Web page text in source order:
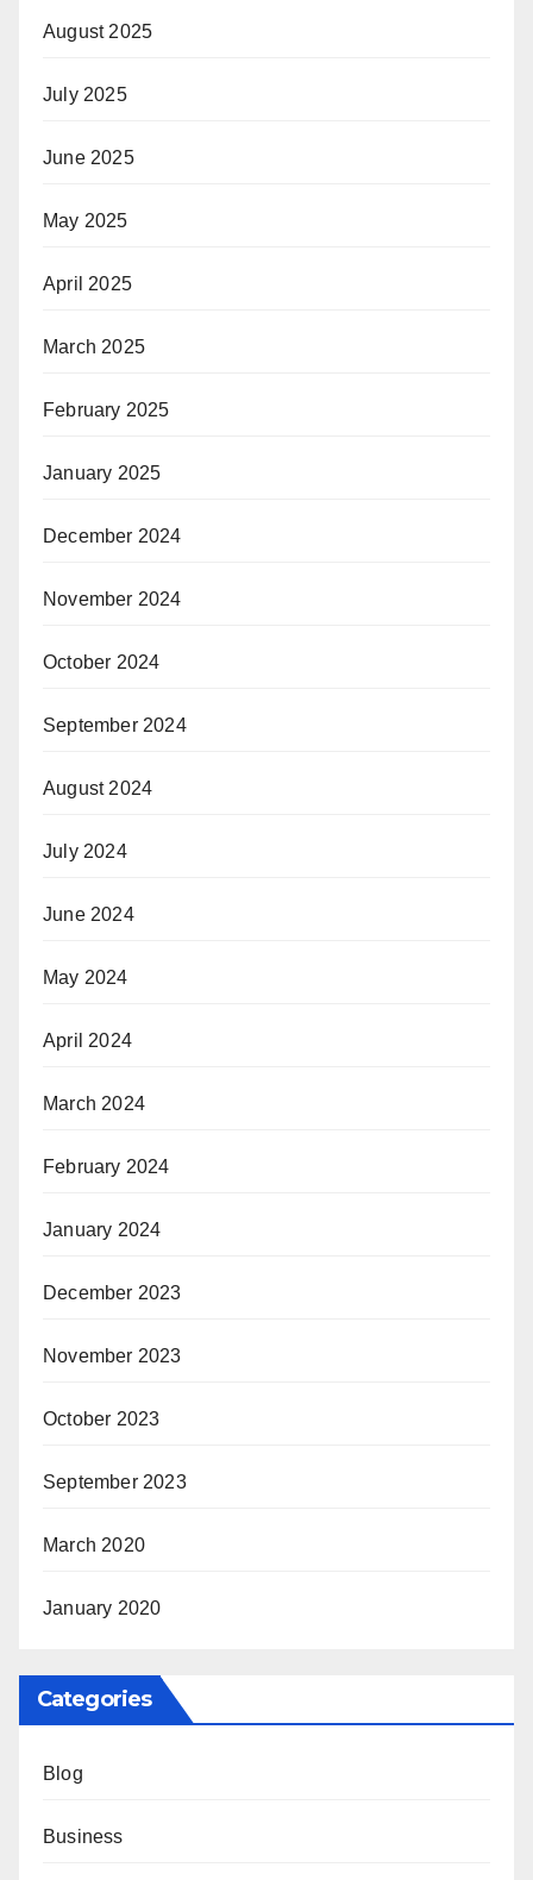
August 2025
July 2025
June 2025
May 2025
April 2025
March 2025
February 2025
January 2025
December 2024
November 2024
October 2024
September 2024
August 2024
July 2024
June 2024
May 2024
April 2024
March 2024
February 2024
January 2024
December 2023
November 2023
October 2023
September 2023
March 2020
January 2020
Categories
Blog
Business